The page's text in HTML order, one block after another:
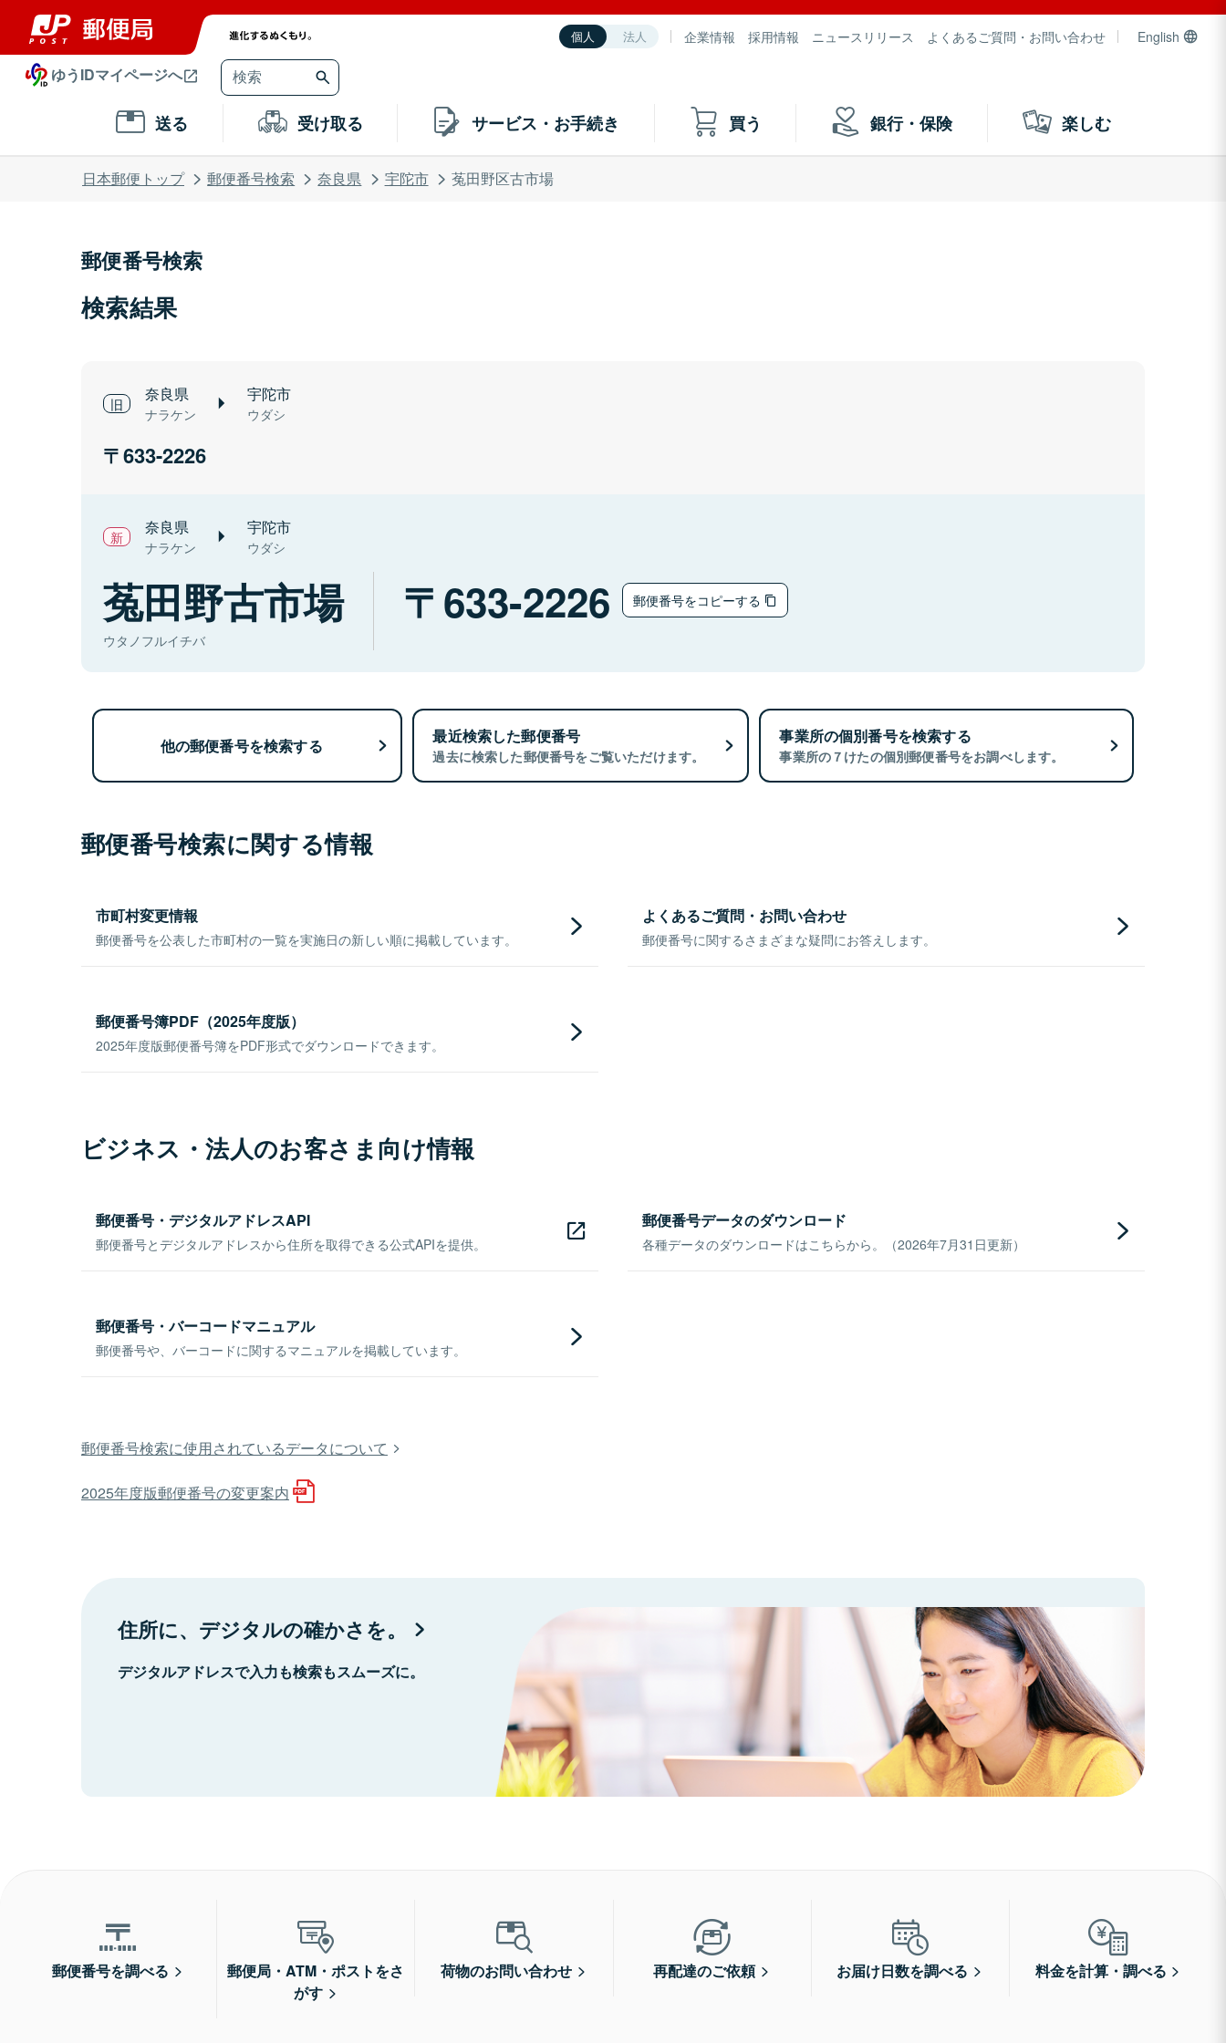
個人 法人 企業情報 採用情報 ニュースリリース よくあるご質問・お問い合わせ English
ゆうIDマイページへ
送る 受け取る サービス・お手続き 買う 銀行・保険 楽しむ
日本郵便トップ 郵便番号検索 奈良県 宇陀市 菟田野区古市場
郵便番号検索
検索結果
奈良県
ナラケン
宇陀市
ウダシ
633-2226
奈良県
ナラケン
宇陀市
ウダシ
菟田野古市場
ウタノフルイチバ
633-2226 郵便番号をコピーする
他の郵便番号を検索する 最近検索した郵便番号
過去に検索した郵便番号をご覧いただけます。
事業所の個別番号を検索する
事業所の７けたの個別郵便番号をお調べします。
郵便番号検索に関する情報
市町村変更情報
郵便番号を公表した市町村の一覧を実施日の新しい順に掲載しています。
よくあるご質問・お問い合わせ
郵便番号に関するさまざまな疑問にお答えします。
郵便番号簿PDF（2025年度版）
2025年度版郵便番号簿をPDF形式でダウンロードできます。
ビジネス・法人のお客さま向け情報
郵便番号・デジタルアドレスAPI
郵便番号とデジタルアドレスから住所を取得できる公式APIを提供。
郵便番号データのダウンロード
各種データのダウンロードはこちらから。（2026年7月31日更新）
郵便番号・バーコードマニュアル
郵便番号や、バーコードに関するマニュアルを掲載しています。
郵便番号検索に使用されているデータについて
2025年度版郵便番号の変更案内
住所に、デジタルの確かさを。
デジタルアドレスで入力も検索もスムーズに。
郵便番号を調べる
郵便局・ATM・ポストをさ
がす
荷物のお問い合わせ 再配達のご依頼 お届け日数を調べる 料金を計算・調べる